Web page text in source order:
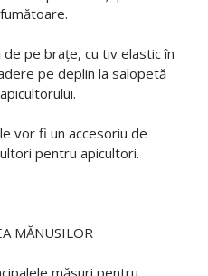
pe brațe, cu tiv elastic în
pe deplin la salopetă
vor fi un accesoriu de
pentru apicultori.
MĂNUSILOR
măsuri pentru